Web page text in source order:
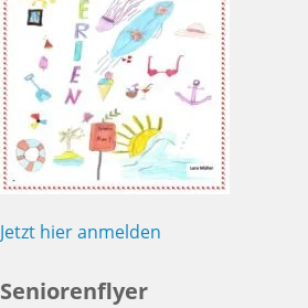
Jetzt hier anmelden
Seniorenflyer